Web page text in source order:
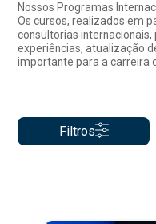
Nossos Programas
Os cursos, realizados em
consultorias
experiências, atualização
importante para a carreira
Filtros